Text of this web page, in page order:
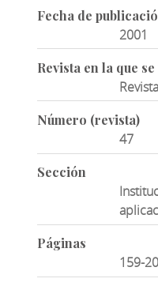
Fecha de
2001
Revista en la que
Número (revista)
47
Sección
Páginas
159-